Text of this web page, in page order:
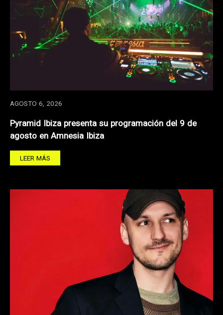
AGOSTO 6, 2026
Pyramid Ibiza presenta su programación del 9 de
agosto en Amnesia Ibiza
LEER MÁS